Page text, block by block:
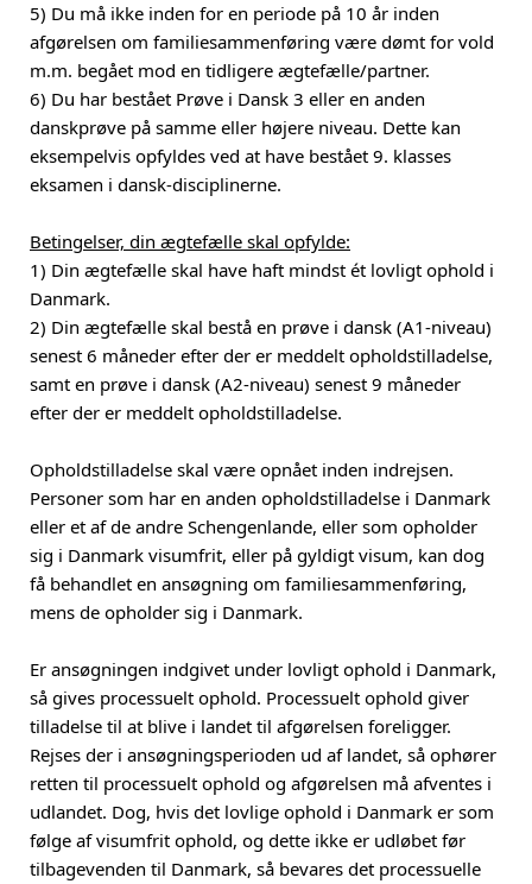
5) Du må ikke inden for en periode på 10 år inden
afgørelsen om familiesammenføring være dømt for vold
m.m. begået mod en tidligere ægtefælle/partner.
6) Du har bestået Prøve i Dansk 3 eller en anden
danskprøve på samme eller højere niveau. Dette kan
eksempelvis opfyldes ved at have bestået 9. klasses
eksamen i dansk-disciplinerne.
Betingelser, din ægtefælle skal opfylde:
1) Din ægtefælle skal have haft mindst ét lovligt ophold i
Danmark.
2) Din ægtefælle skal bestå en prøve i dansk (A1-niveau)
senest 6 måneder efter der er meddelt opholdstilladelse,
samt en prøve i dansk (A2-niveau) senest 9 måneder
efter der er meddelt opholdstilladelse.
Opholdstilladelse skal være opnået inden indrejsen.
Personer som har en anden opholdstilladelse i Danmark
eller et af de andre Schengenlande, eller som opholder
sig i Danmark visumfrit, eller på gyldigt visum, kan dog
få behandlet en ansøgning om familiesammenføring,
mens de opholder sig i Danmark.
Er ansøgningen indgivet under lovligt ophold i Danmark,
så gives processuelt ophold. Processuelt ophold giver
tilladelse til at blive i landet til afgørelsen foreligger.
Rejses der i ansøgningsperioden ud af landet, så ophører
retten til processuelt ophold og afgørelsen må afventes i
udlandet. Dog, hvis det lovlige ophold i Danmark er som
følge af visumfrit ophold, og dette ikke er udløbet før
tilbagevenden til Danmark, så bevares det processuelle